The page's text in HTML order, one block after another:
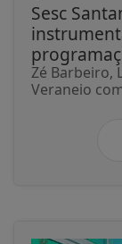
Sesc
Zé Barbeiro,
Veraneio